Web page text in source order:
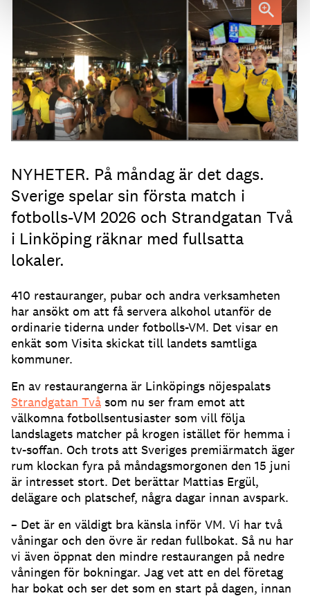
Strandgatan Två välkomnar svenska fotbollsfans kl 04.
NYHETER. På måndag är det dags.
Sverige spelar sin första match i
fotbolls-VM 2026 och Strandgatan Två
i Linköping räknar med fullsatta
lokaler.
410 restauranger, pubar och andra verksamheten
har ansökt om att få servera alkohol utanför de
ordinarie tiderna under fotbolls-VM. Det visar en
enkät som Visita skickat till landets samtliga
kommuner.
En av restaurangerna är Linköpings nöjespalats
Strandgatan Två som nu ser fram emot att
välkomna fotbollsentusiaster som vill följa
landslagets matcher på krogen istället för hemma i
tv-soffan. Och trots att Sveriges premiärmatch äger
rum klockan fyra på måndagsmorgonen den 15 juni
är intresset stort. Det berättar Mattias Ergül,
delägare och platschef, några dagar innan avspark.
– Det är en väldigt bra känsla inför VM. Vi har två
våningar och den övre är redan fullbokat. Så nu har
vi även öppnat den mindre restaurangen på nedre
våningen för bokningar. Jag vet att en del företag
har bokat och ser det som en start på dagen, innan